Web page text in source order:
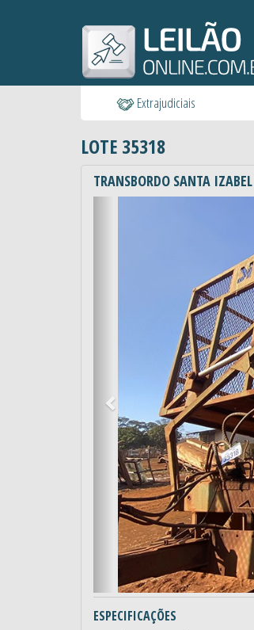
Extrajudiciais
LOTE 35318
TRANSBORDO SANTA
ESPECIFICAÇÕES